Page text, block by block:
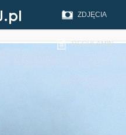
ZDJĘCIA
REGULAMIN